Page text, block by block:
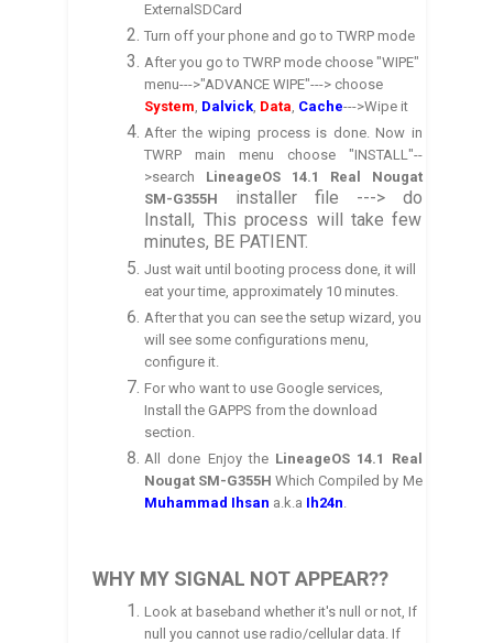
ExternalSDCard
Turn off your phone and go to TWRP mode
After you go to TWRP mode choose "WIPE"
menu--->"ADVANCE WIPE"---> choose
System, Dalvick, Data, Cache--->Wipe it
After the wiping process is done. Now in
TWRP main menu choose "INSTALL"--
>search LineageOS 14.1 Real Nougat
SM-G355H
installer file ---> do
Install, This process will take few
minutes, BE PATIENT.
Just wait until booting process done, it will
eat your time, approximately 10 minutes.
After that you can see the setup wizard, you
will see some configurations menu,
configure it.
For who want to use Google services,
Install the GAPPS from the download
section.
All done Enjoy the LineageOS 14.1 Real
Nougat SM-G355H Which Compiled by Me
Muhammad Ihsan a.k.a Ih24n.
WHY MY SIGNAL NOT APPEAR??
Look at baseband whether it's null or not, If
null you cannot use radio/cellular data. If